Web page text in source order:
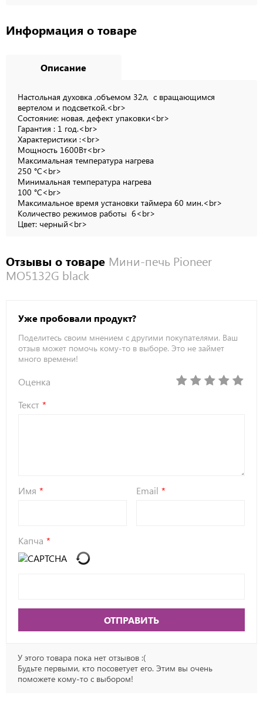
Информация о товаре
Описание
Настольная духовка ,объемом 32л, с вращающимся
вертелом и подсветкой.<br>
Состояние: новая, дефект упаковки<br>
Гарантия : 1 год.<br>
Характеристики :<br>
Мощность 1600Вт<br>
Максимальная температура нагрева
250 °C<br>
Минимальная температура нагрева
100 °C<br>
Максимальное время установки таймера 60 мин.<br>
Количество режимов работы 6<br>
Цвет: черный<br>
Отзывы о товаре Мини-печь Pioneer
MO5132G black
Уже пробовали продукт?
Поделитесь своим мнением с другими покупателями. Ваш
отзыв может помочь кому-то в выборе. Это не займет
много времени!
Оценка
Текст
Имя Email
Капча
ОТПРАВИТЬ
У этого товара пока нет отзывов :(
Будьте первыми, кто посоветует его. Этим вы очень
поможете кому-то с выбором!